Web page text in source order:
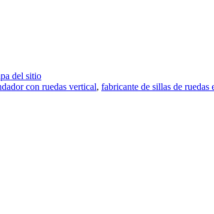
del sitio
con ruedas vertical, fabricante de sillas de ruedas